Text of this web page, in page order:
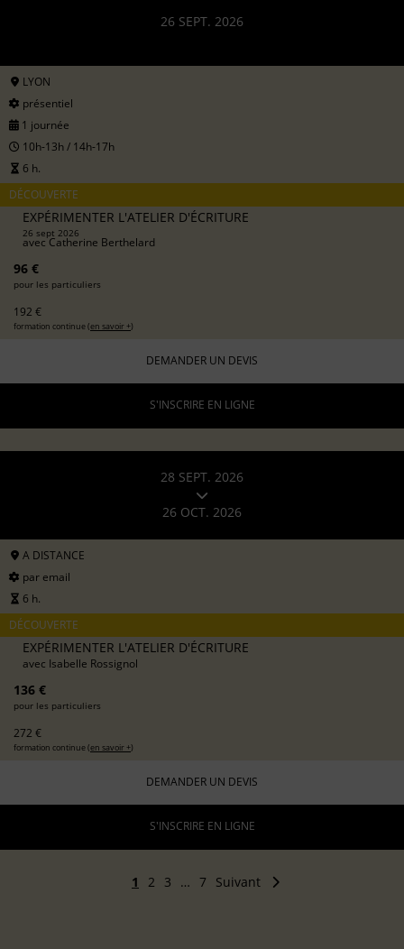
26 SEPT. 2026
LYON
présentiel
1 journée
10h-13h / 14h-17h
6 h.
DÉCOUVERTE
EXPÉRIMENTER L'ATELIER D'ÉCRITURE
26 sept 2026
avecCatherine Berthelard
96 €
pour les particuliers
192 €
formation continue (en savoir +)
DEMANDER UN DEVIS
S'INSCRIRE EN LIGNE
28 SEPT. 2026
26 OCT. 2026
A DISTANCE
par email
6 h.
DÉCOUVERTE
EXPÉRIMENTER L'ATELIER D'ÉCRITURE
avec Isabelle Rossignol
136 €
pour les particuliers
272 €
formation continue (en savoir +)
DEMANDER UN DEVIS
S'INSCRIRE EN LIGNE
1 2 3 … 7 Suivant